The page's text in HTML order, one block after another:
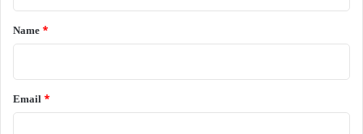
*
Name *
Email *